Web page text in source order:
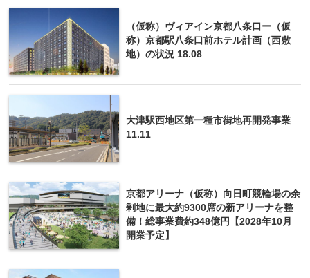
（仮称）ヴィアイン京都八条口ー（仮
称）京都駅八条口前ホテル計画（西敷
地）の状況 18.08
大津駅西地区第一種市街地再開発事業
11.11
京都アリーナ（仮称）向日町競輪場の余
剰地に最大約9300席の新アリーナを整
備！総事業費約348億円【2028年10月
開業予定】